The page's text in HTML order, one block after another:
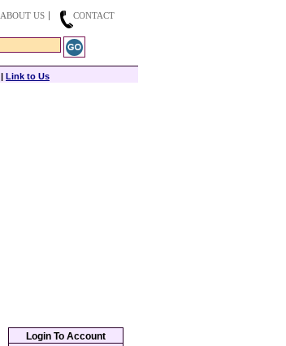
ABOUT US
CONTACT
| Link to Us
Login To Account